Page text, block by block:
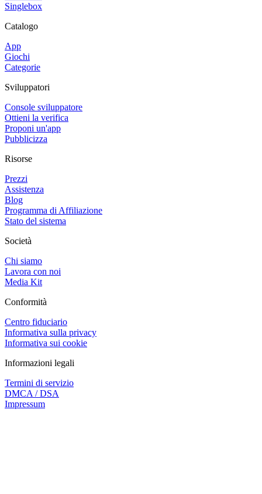
Singlebox
Catalogo
App
Giochi
Categorie
Sviluppatori
Console sviluppatore
Ottieni la verifica
Proponi un'app
Pubblicizza
Risorse
Prezzi
Assistenza
Blog
Programma di Affiliazione
Stato del sistema
Società
Chi siamo
Lavora con noi
Media Kit
Conformità
Centro fiduciario
Informativa sulla privacy
Informativa sui cookie
Informazioni legali
Termini di servizio
DMCA / DSA
Impressum